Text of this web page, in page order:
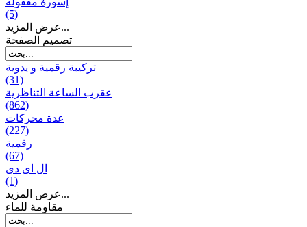
(5)
عرض المزيد...
تصميم الصفحة
تركيبة رقمية و يدوية
(31)
عقرب الساعة التناظرية
(862)
عدة محركات
(227)
رقمية
(67)
ال ای دی
(1)
عرض المزيد...
مقاومة للماء